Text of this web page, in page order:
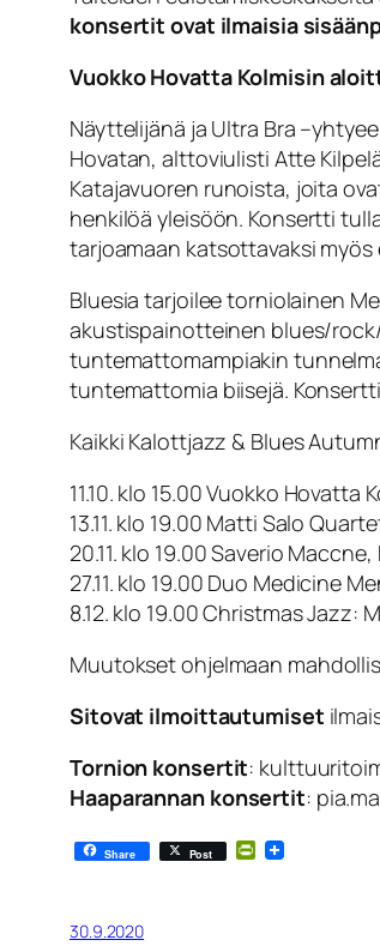
konsertit ovat ilmaisia
Vuokko Hovatta Kolmisin
Näyttelijänä ja Ultra Bra
Hovatan, alttoviulisti Atte
Katajavuoren runoista, joita
henkilöä yleisöön. Konsertti
tarjoamaan katsottavaksi myös
Bluesia tarjoilee torniolainen
akustispainotteinen blues/
tuntemattomampiakin
tuntemattomia biisejä.
Kaikki Kalottjazz & Blues
11.10. klo 15.00 Vuokko
13.11. klo 19.00 Matti Salo
20.11. klo 19.00 Saverio
27.11. klo 19.00 Duo Medicine
8.12. klo 19.00 Christmas Jazz:
Muutokset ohjelmaan
Sitovat ilmoittautumiset
Tornion konsertit:
Haaparannan konsertit:
Share Post PrintFriendly
30.9.2020